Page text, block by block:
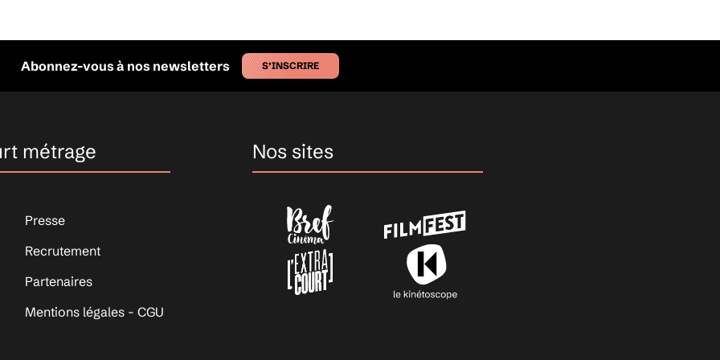
Abonnez-vous à nos newsletters S’INSCRIRE
métrage
Presse
Recrutement
Partenaires
Mentions légales - CGU
Nos sites